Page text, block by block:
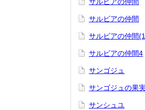
サルビアの仲間
サルビアの仲間
サルビアの仲間4
サンゴジュ
サンゴジュの果
サンシュユ